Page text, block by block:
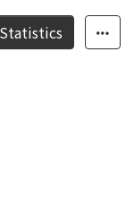
Statistics